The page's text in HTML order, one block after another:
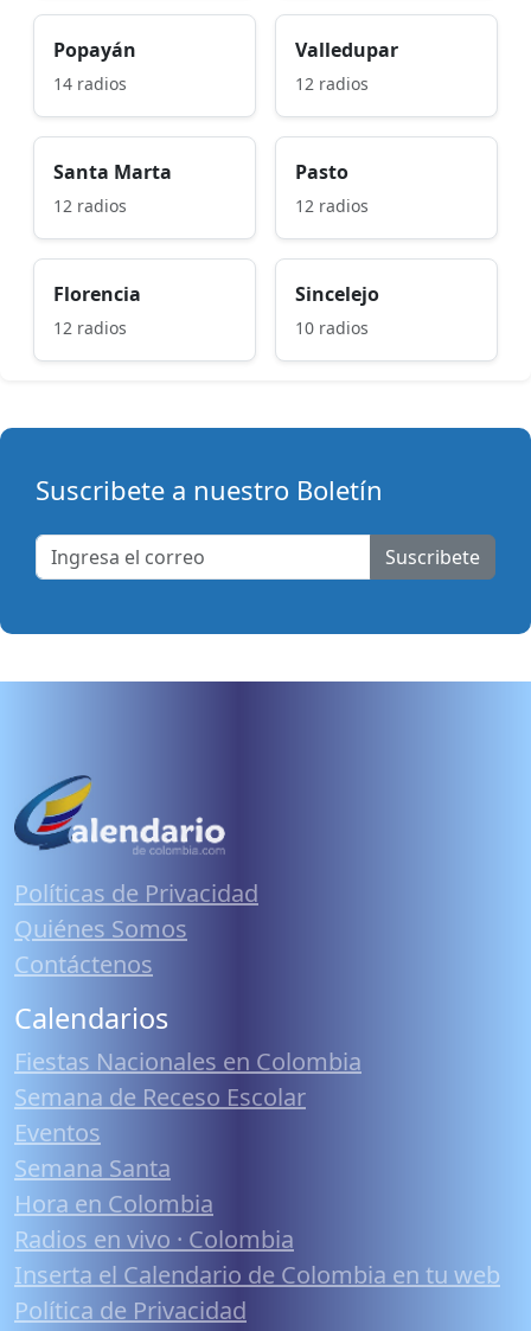
Popayán
14 radios
Valledupar
12 radios
Santa Marta
12 radios
Pasto
12 radios
Florencia
12 radios
Sincelejo
10 radios
Suscribete a nuestro Boletín
Suscribete
Políticas de Privacidad
Quiénes Somos
Contáctenos
Calendarios
Fiestas Nacionales en Colombia
Semana de Receso Escolar
Eventos
Semana Santa
Hora en Colombia
Radios en vivo · Colombia
Inserta el Calendario de Colombia en tu web
Política de Privacidad